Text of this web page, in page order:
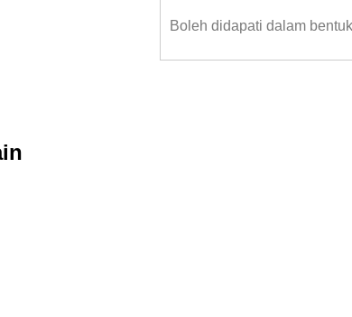
Boleh didapati dalam